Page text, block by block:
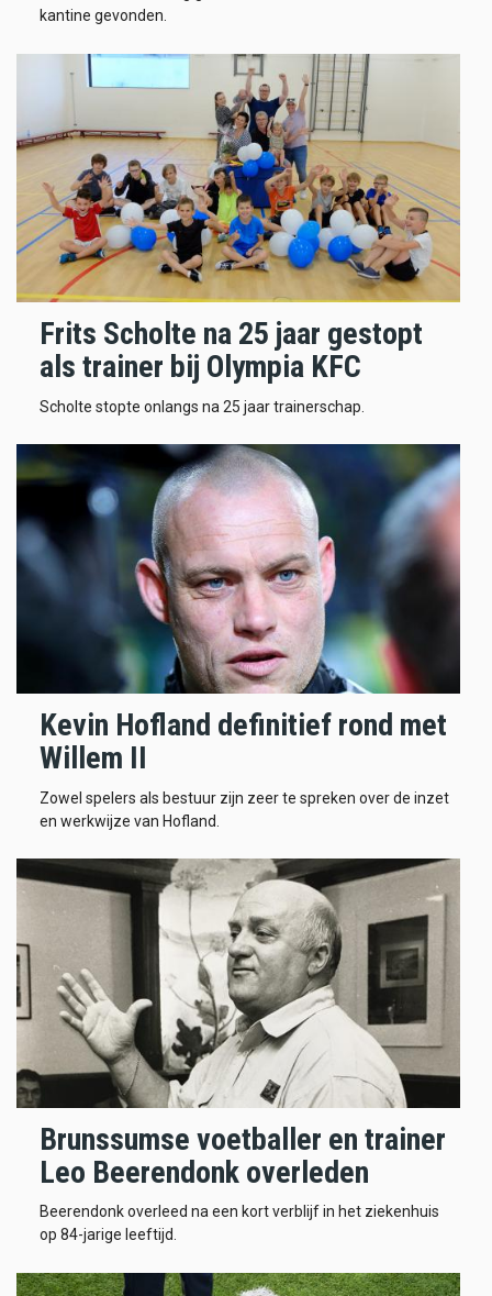
kantine gevonden.
Frits Scholte na 25 jaar gestopt
als trainer bij Olympia KFC
Scholte stopte onlangs na 25 jaar trainerschap.
Kevin Hofland definitief rond met
Willem II
Zowel spelers als bestuur zijn zeer te spreken over de inzet
en werkwijze van Hofland.
Brunssumse voetballer en trainer
Leo Beerendonk overleden
Beerendonk overleed na een kort verblijf in het ziekenhuis
op 84-jarige leeftijd.